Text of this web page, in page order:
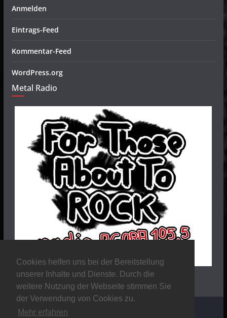
Cookies helfen uns bei der Bereitstellung
unserer Inhalte und Dienste. Durch die
weitere Nutzung der Webseite stimmen Sie
der Verwendung von Cookies zu.
Mehr erfahren
Anmelden
Eintrags-Feed
Kommentar-Feed
WordPress.org
Metal Radio
Copyright © 2026